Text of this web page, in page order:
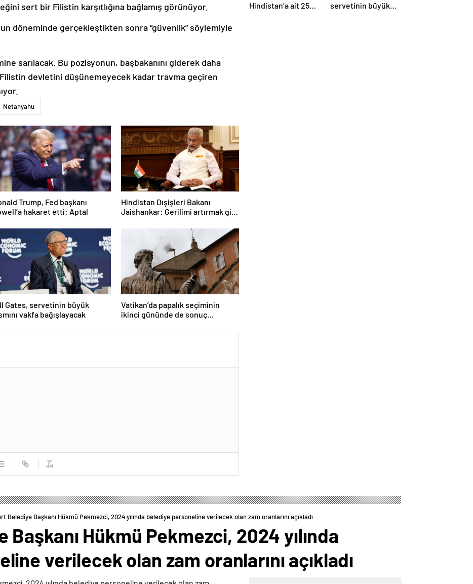
sert bir Filistin karşıtlığına bağlamış görünüyor.
döneminde gerçekleştikten sonra “güvenlik” söylemiyle
sarılacak. Bu pozisyonun, başbakanını giderek daha
Filistin devletini düşünemeyecek kadar travma geçiren
Netanyahu
Trump, Fed başkanı
hakaret etti: Aptal
Hindistan Dışişleri Bakanı
Jaishankar: Gerilimi artırmak gibi
Gates, servetinin büyük
vakfa bağışlayacak
Vatikan’da papalık seçiminin
ikinci gününde de sonuç
Hindistan’a ait 25
servetinin büyük
Belediye Başkanı Hükmü Pekmezci, 2024 yılında belediye personeline verilecek olan zam oranlarını açıkladı
Hükmü Pekmezci, 2024 yılında
verilecek olan zam oranlarını açıkladı